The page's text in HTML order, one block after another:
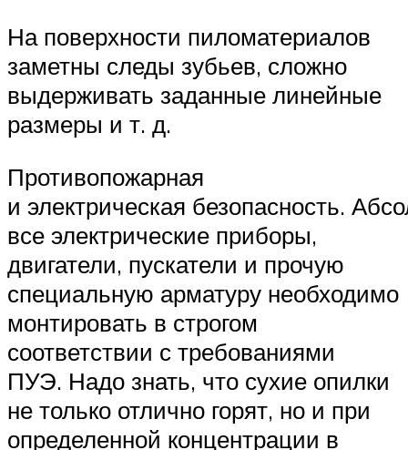
На поверхности пиломатериалов
заметны следы зубьев, сложно
выдерживать заданные линейные
размеры и т. д.
Противопожарная
и электрическая безопасность.
все электрические приборы,
двигатели, пускатели и прочую
специальную арматуру необходимо
монтировать в строгом
соответствии с требованиями
ПУЭ. Надо знать, что сухие опилки
не только отлично горят, но и при
определенной концентрации в